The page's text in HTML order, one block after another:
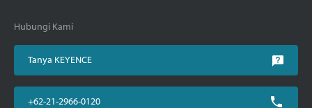
Hubungi Kami
Tanya KEYENCE
+62-21-2966-0120